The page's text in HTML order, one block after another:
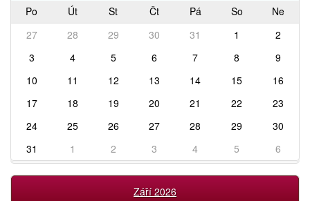
Po
Út St Čt Pá So
Ne
27
28 29 30 31 1
2
3
4 5 6 7 8
9
10
11 12 13 14 15
16
17
18 19 20 21 22
23
24
25 26 27 28 29
30
31
1 2 3 4 5 6
Září 2026